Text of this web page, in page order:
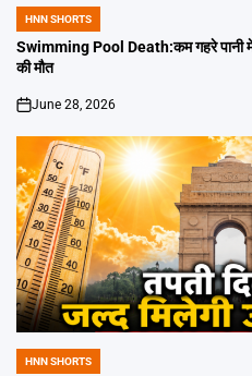
POSTED
IN
HNN SHORTS
Swimming Pool Death:कम गहरे पानी में
की मौत
on
June 28, 2026
POSTED
HNN SHORTS